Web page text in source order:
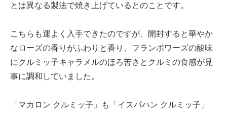
とは異なる製法で焼き上げているとのことです。
こちらも運よく入手できたのですが、開封すると華やか
なローズの香りがふわりと香り、フランボワーズの酸味
にクルミッ子キャラメルのほろ苦さとクルミの食感が見
事に調和していました。
「マカロン クルミッ子」も「イスパハン クルミッ子」